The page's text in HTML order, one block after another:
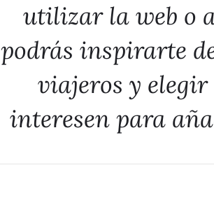
utilizar la web o
podrás inspirarte
viajeros y elegir
interesen para